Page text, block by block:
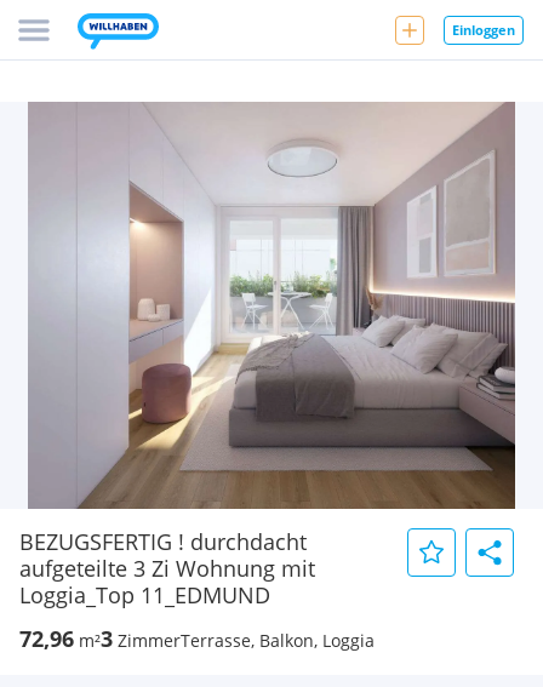
Einloggen
BEZUGSFERTIG ! durchdacht
aufgeteilte 3 Zi Wohnung mit
Loggia_Top 11_EDMUND
72,96 m²3 ZimmerTerrasse, Balkon, Loggia